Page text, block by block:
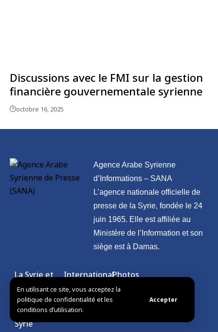
En utilisant ce site, vous acceptez la
politique de confidentialité et les
conditions d’utilisation.
Accepter
Discussions avec le FMI sur la gestion
financière gouvernementale syrienne
octobre 16, 2025
Agence Arabe Syrienne
d’Informations – SANA
L’agence nationale officielle de
presse de la Syrie, fondée le 24
juin 1965. Elle est affiliée au
Ministère de l’Information et son
siège est à Damas.
La Syrie et
le Monde
Présidence
Syrie
International
Culture
Sport
Photos
Vidéo